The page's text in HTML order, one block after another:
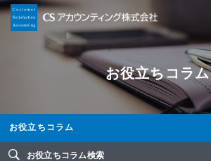
お役立ちコラム
お役立ちコラム
お役立ちコラム検索